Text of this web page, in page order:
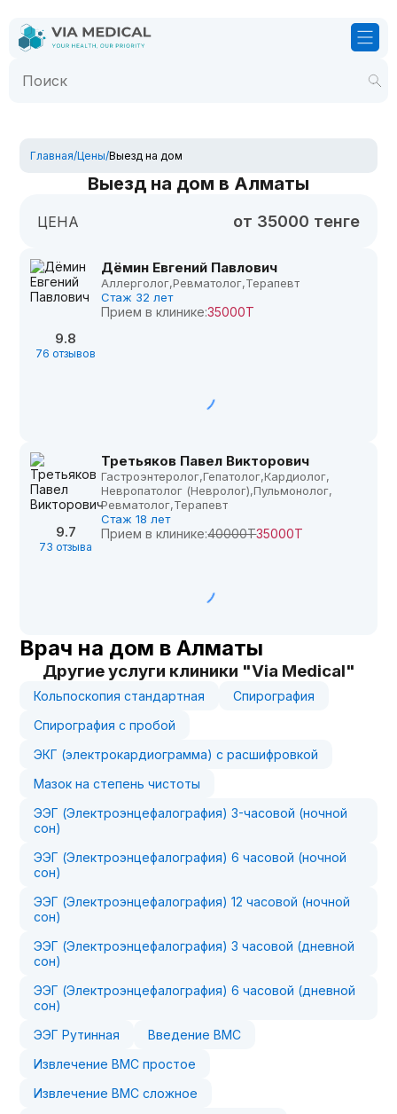
Главная/Цены/Выезд на дом
Выезд на дом в Алматы
ЦЕНА от 35000 тенге
9.8
76 отзывов
Дёмин Евгений Павлович
Аллерголог,Ревматолог,Терапевт
Стаж 32 лет
Прием в клинике:35000Т
9.7
73 отзыва
Третьяков Павел Викторович
Гастроэнтеролог,Гепатолог,Кардиолог,
Невропатолог (Невролог),Пульмонолог,
Ревматолог,Терапевт
Стаж 18 лет
Прием в клинике:40000Т35000Т
Врач на дом в Алматы
Другие услуги клиники "Via Medical"
Кольпоскопия стандартная
Спирография
Спирография с пробой
ЭКГ (электрокардиограмма) с расшифровкой
Мазок на степень чистоты
ЭЭГ (Электроэнцефалография) 3-часовой (ночной
сон)
ЭЭГ (Электроэнцефалография) 6 часовой (ночной
сон)
ЭЭГ (Электроэнцефалография) 12 часовой (ночной
сон)
ЭЭГ (Электроэнцефалография) 3 часовой (дневной
сон)
ЭЭГ (Электроэнцефалография) 6 часовой (дневной
сон)
ЭЭГ Рутинная
Введение ВМС
Извлечение ВМС простое
Извлечение ВМС сложное